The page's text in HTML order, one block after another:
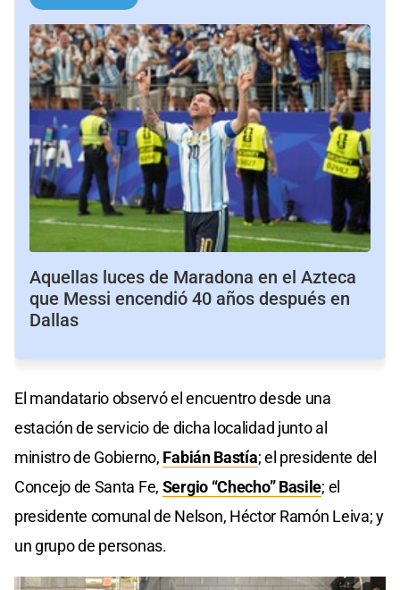
Aquellas luces de Maradona en el Azteca
que Messi encendió 40 años después en
Dallas
El mandatario observó el encuentro desde una
estación de servicio de dicha localidad junto al
ministro de Gobierno, Fabián Bastía; el presidente del
Concejo de Santa Fe, Sergio “Checho” Basile; el
presidente comunal de Nelson, Héctor Ramón Leiva; y
un grupo de personas.